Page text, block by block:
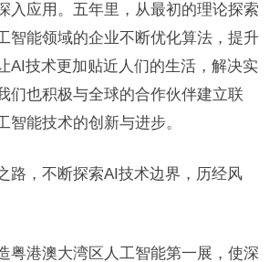
入应用。五年里，从最初的理论探索
智能领域的企业不断优化算法，提升
AI技术更加贴近人们的生活，解决实
们也积极与全球的合作伙伴建立联
智能技术的创新与进步。
路，不断探索AI技术边界，历经风
粤港澳大湾区人工智能第一展，使深